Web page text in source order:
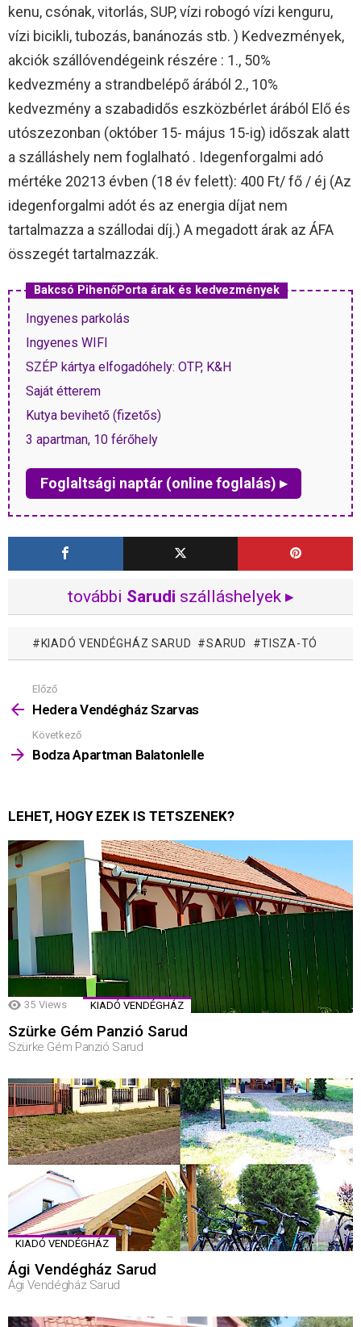
kenu, csónak, vitorlás, SUP, vízi robogó vízi kenguru,
vízi bicikli, tubozás, banánozás stb. ) Kedvezmények,
akciók szállóvendégeink részére : 1., 50%
kedvezmény a strandbelépő árából 2., 10%
kedvezmény a szabadidős eszközbérlet árából Elő és
utószezonban (október 15- május 15-ig) időszak alatt
a szálláshely nem foglalható . Idegenforgalmi adó
mértéke 20213 évben (18 év felett): 400 Ft/ fő / éj (Az
idegenforgalmi adót és az energia díjat nem
tartalmazza a szállodai díj.) A megadott árak az ÁFA
összegét tartalmazzák.
Bakcsó PihenőPorta árak és kedvezmények
Ingyenes parkolás
Ingyenes WIFI
SZÉP kártya elfogadóhely: OTP, K&H
Saját étterem
Kutya bevihető (fizetős)
3 apartman, 10 férőhely
Foglaltsági naptár (online foglalás) ▸
további Sarudi szálláshelyek ▸
KIADÓ VENDÉGHÁZ SARUD SARUD TISZA-TÓ
Mutass
többet
Előző
Hedera Vendégház Szarvas
Következő
Bodza Apartman Balatonlelle
LEHET, HOGY EZEK IS TETSZENEK?
35 Views KIADÓ VENDÉGHÁZ
Szürke Gém Panzió Sarud
Szürke Gém Panzió Sarud
KIADÓ VENDÉGHÁZ
Ági Vendégház Sarud
Ági Vendégház Sarud